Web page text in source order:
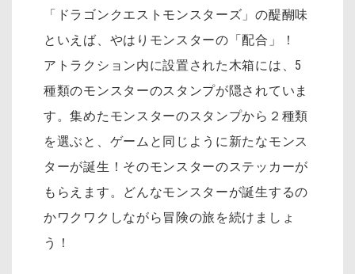
「ドラゴンクエストモンスターズ」の醍醐味
といえば、やはりモンスターの「配合」！
アトラクション内に設置された木箱には、5
種類のモンスターのスタンプが隠されていま
す。集めたモンスターのスタンプから２種類
を選ぶと、ゲームと同じように新たなモンス
ターが誕生！そのモンスターのステッカーが
もらえます。どんなモンスターが誕生するの
かワクワクしながら冒険の旅を続けましょ
う！